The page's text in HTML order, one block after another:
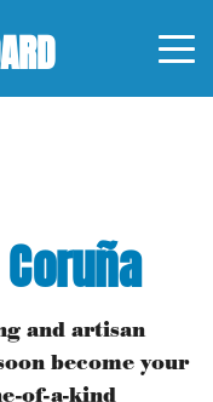
and artisan
become your
of-a-kind